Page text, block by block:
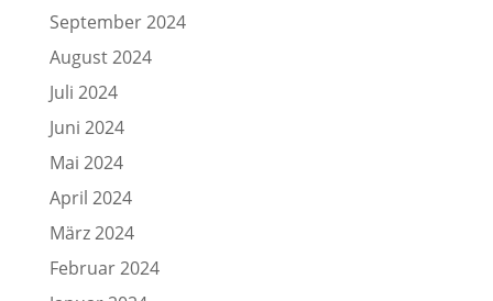
September 2024
August 2024
Juli 2024
Juni 2024
Mai 2024
April 2024
März 2024
Februar 2024